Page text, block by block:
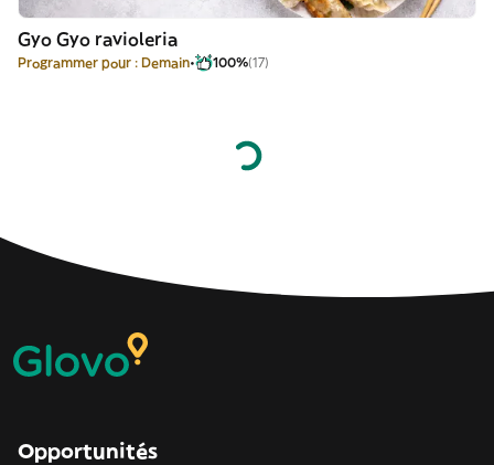
Gyo Gyo ravioleria
Programmer pour : Demain 100%(17)
Opportunités